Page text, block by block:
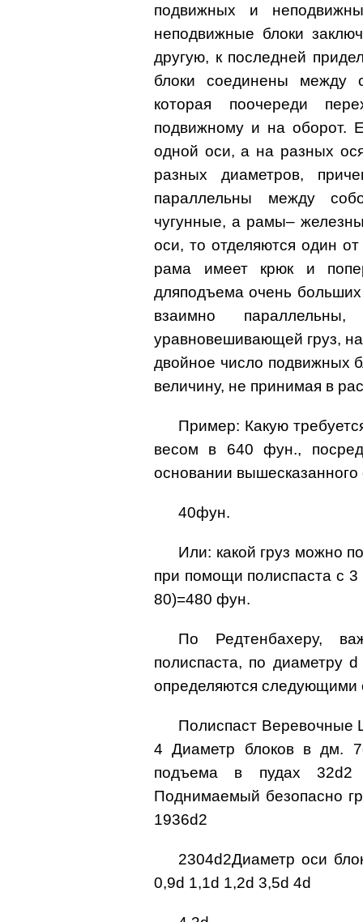
подвижных и
неподвижные блоки
другую, к последней
блоки соединены между
которая поочереди
подвижному и на оборот.
одной оси, а на разных
разных диаметров,
параллельны между
чугунные, а рамы–
оси, то отделяются один
рама имеет крюк и
дляподъема очень
взаимно
уравновешивающей груз,
двойное число подвижных
величину, не принимая в
Пример: Какую
весом в 640 фун.,
основании вышесказанного
40фун.
Или: какой груз можно
при помощи полиспаста с
80)=480 фун.
По Редтенбахеру,
полиспаста, по диаметру
определяются следующими
Полиспаст Веревочные
4 Диаметр блоков в дм.
подъема в пудах
Поднимаемый безопасно
1936d2
2304d2Диаметр оси
0,9d 1,1d 1,2d 3,5d 4d